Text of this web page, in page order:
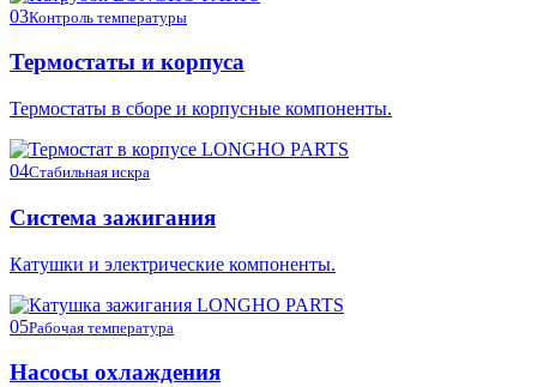
03Контроль температуры
Термостаты и корпуса
Термостаты в сборе и корпусные компоненты.
04Стабильная искра
Система зажигания
Катушки и электрические компоненты.
05Рабочая температура
Насосы охлаждения